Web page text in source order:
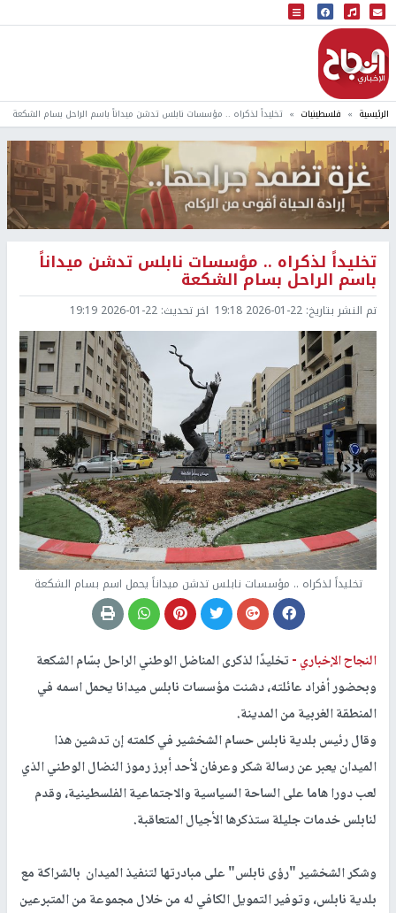
البث المباشر
إذاعة النجاح
الرئيسية فلسطينيات تخليداً لذكراه .. مؤسسات نابلس تدشن ميداناً باسم الراحل بسام الشكعة
تخليداً لذكراه .. مؤسسات نابلس تدشن ميداناً
باسم الراحل بسام الشكعة
تم النشر بتاريخ: 2026-01-22 19:18 اخر تحديث: 2026-01-22 19:19
تخليداً لذكراه .. مؤسسات نابلس تدشن ميداناً يحمل اسم بسام الشكعة
النجاح الإخباري -تخليدًا لذكرى المناضل الوطني الراحل بسّام الشكعة
وبحضور أفراد عائلته، دشنت مؤسسات نابلس ميدانا يحمل اسمه في
المنطقة الغربية من المدينة.
وقال رئيس بلدية نابلس حسام الشخشير في كلمته إن تدشين هذا
الميدان يعبر عن رسالة شكر وعرفان لأحد أبرز رموز النضال الوطني الذي
لعب دورا هاما على الساحة السياسية والاجتماعية الفلسطينية، وقدم
لنابلس خدمات جليلة ستذكرها الأجيال المتعاقبة.
وشكر الشخشير "رؤى نابلس" على مبادرتها لتنفيذ الميدان بالشراكة مع
بلدية نابلس، وتوفير التمويل الكافي له من خلال مجموعة من المتبرعين